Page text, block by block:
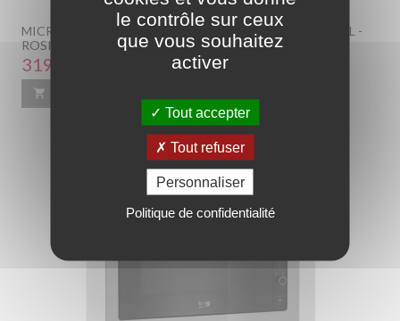
MICRO-ONDES TOUT INTÉGRABLE AVEC UN GRILL - 20L -
ROSIERES - RMG20/1IN
Prix
319,00 €

le contrôle sur ceux
que vous souhaitez
activer
Tout accepter
Tout refuser
Personnaliser
Politique de confidentialité